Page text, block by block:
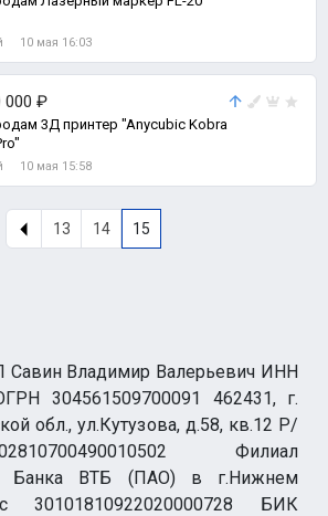
10 мая 16:03
000 ₽
3Д принтер "Anycubic Kobra
10 мая 15:58
13 14 15
Савин Владимир Валерьевич ИНН
304561509700091 462431, г.
обл., ул.Кутузова, д.58, кв.12 Р/
Филиал
Банка ВТБ (ПАО) в г.Нижнем
30101810922020000728 БИК